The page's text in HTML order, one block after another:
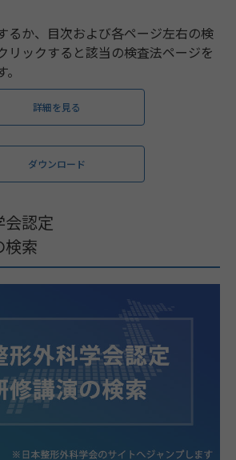
るか、目次および各ページ左右の検
リックすると該当の検査法ページを
詳細を見る
ダウンロード
会認定
検索